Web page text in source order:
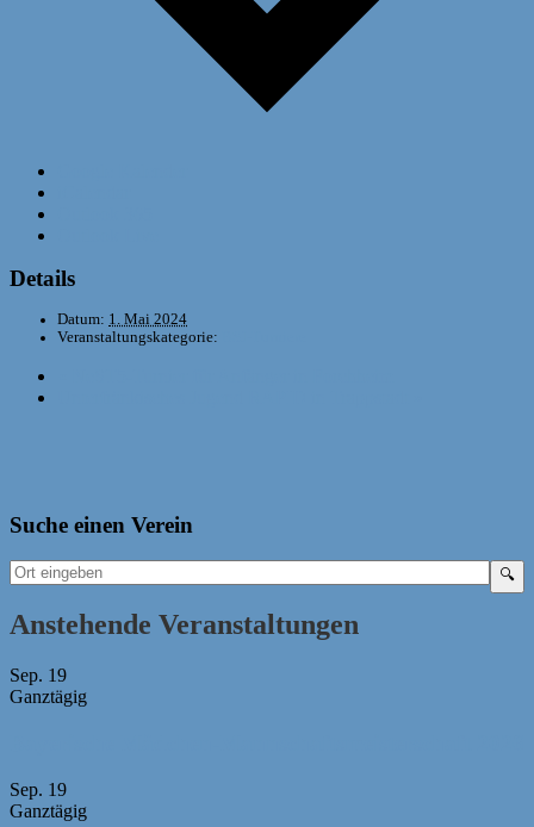
Details
Datum: 1. Mai 2024
Veranstaltungskategorie:
Suche einen Verein
Anstehende Veranstaltungen
Sep. 19
Ganztägig
Sep. 19
Ganztägig